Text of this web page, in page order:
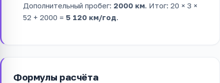
Дополнительный пробег: 2000 км. Итог: 20 × 3 ×
52 + 2000 = 5 120 км/год.
Формулы расчёта